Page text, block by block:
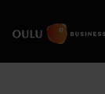
Etusivulle